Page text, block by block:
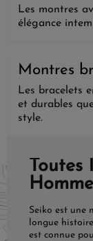
Les montres
élégance
Montres
Les bracelets
et durables
style.
Homme
Seiko est une
longue
est connue